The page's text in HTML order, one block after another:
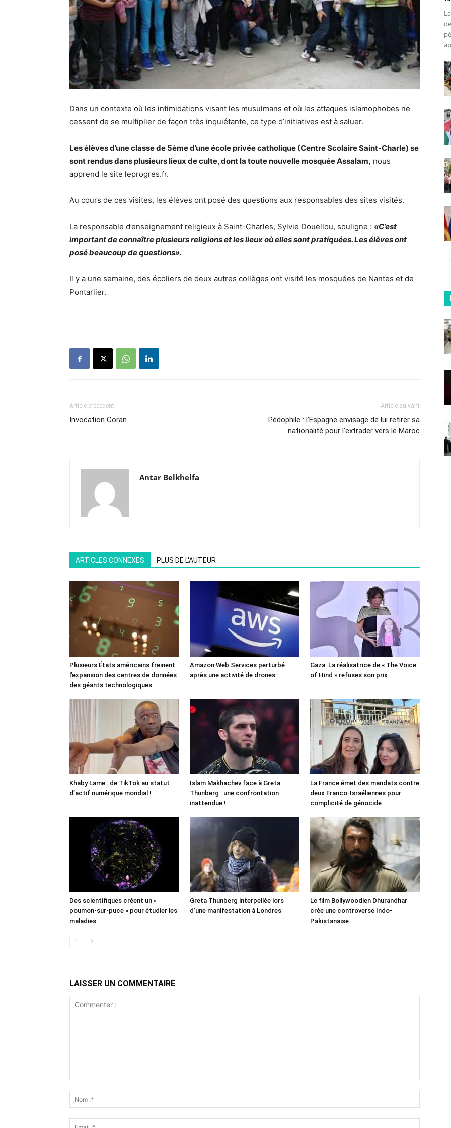
Dans un contexte où les intimidations visant les musulmans et où les attaques islamophobes ne
cessent de se multiplier de façon très inquiétante, ce type d’initiatives est à saluer.
Les élèves d’une classe de 5ème d’une école privée catholique (Centre Scolaire Saint-Charle) se
sont rendus dans plusieurs lieux de culte, dont la toute nouvelle mosquée Assalam, nous
apprend le site leprogres.fr.
Au cours de ces visites, les élèves ont posé des questions aux responsables des sites visités.
La responsable d’enseignement religieux à Saint-Charles, Sylvie Douellou, souligne : «C’est
important de connaître plusieurs religions et les lieux où elles sont pratiquées. Les élèves ont
posé beaucoup de questions».
Il y a une semaine, des écoliers de deux autres collèges ont visité les mosquées de Nantes et de
Pontarlier.
Article précédent
Invocation Coran
Article suivant
Pédophile : l’Espagne envisage de lui retirer sa
nationalité pour l’extrader vers le Maroc
Antar Belkhelfa
ARTICLES CONNEXES PLUS DE L'AUTEUR
Plusieurs États américains freinent
l’expansion des centres de données
des géants technologiques
Amazon Web Services perturbé
après une activité de drones
Gaza: La réalisatrice de « The Voice
of Hind » refuses son prix
Khaby Lame : de TikTok au statut
d’actif numérique mondial !
Islam Makhachev face à Greta
Thunberg : une confrontation
inattendue !
La France émet des mandats contre
deux Franco-Israéliennes pour
complicité de génocide
Des scientifiques créent un «
poumon-sur-puce » pour étudier les
maladies
Greta Thunberg interpellée lors
d’une manifestation à Londres
Le film Bollywoodien Dhurandhar
crée une controverse Indo-
Pakistanaise
LAISSER UN COMMENTAIRE